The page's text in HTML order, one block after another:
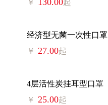
￥
起
经济型无菌一次性口罩
￥ 27.00起
4层活性炭挂耳型口罩
￥ 25.00起